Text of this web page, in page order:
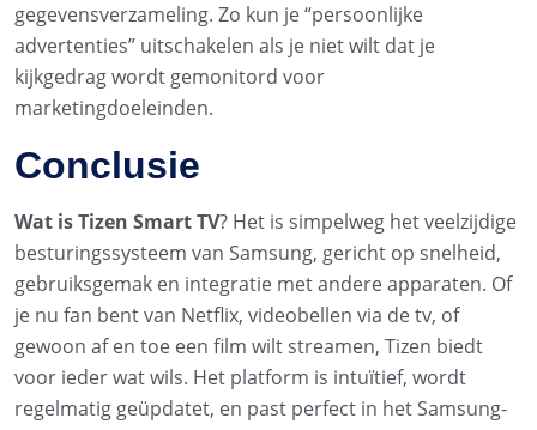
gegevensverzameling. Zo kun je “persoonlijke
advertenties” uitschakelen als je niet wilt dat je
kijkgedrag wordt gemonitord voor
marketingdoeleinden.
Conclusie
Wat is Tizen Smart TV? Het is simpelweg het veelzijdige
besturingssysteem van Samsung, gericht op snelheid,
gebruiksgemak en integratie met andere apparaten. Of
je nu fan bent van Netflix, videobellen via de tv, of
gewoon af en toe een film wilt streamen, Tizen biedt
voor ieder wat wils. Het platform is intuïtief, wordt
regelmatig geüpdatet, en past perfect in het Samsung-